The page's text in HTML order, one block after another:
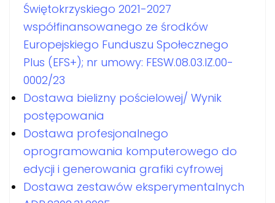
Świętokrzyskiego 2021-2027
współfinansowanego ze środków
Europejskiego Funduszu Społecznego
Plus (EFS+); nr umowy: FESW.08.03.IZ.00-
0002/23
Dostawa bielizny pościelowej/ Wynik
postępowania
Dostawa profesjonalnego
oprogramowania komputerowego do
edycji i generowania grafiki cyfrowej
Dostawa zestawów eksperymentalnych